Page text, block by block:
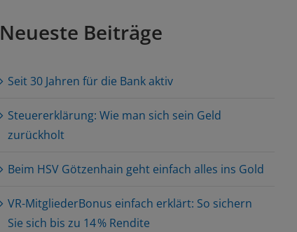
Neueste Beiträge
Seit 30 Jahren für die Bank aktiv
Steuererklärung: Wie man sich sein Geld
zurückholt
Beim HSV Götzenhain geht einfach alles ins Gold
VR-MitgliederBonus einfach erklärt: So sichern
Sie sich bis zu 14 % Rendite